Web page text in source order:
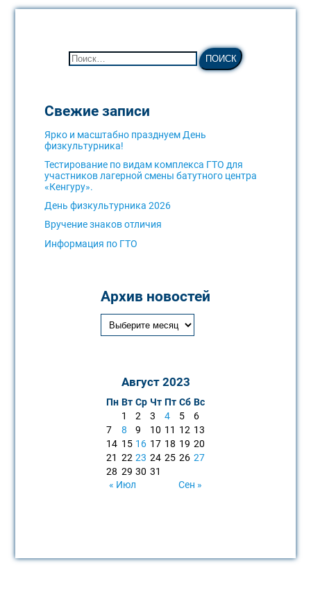
Свежие записи
Ярко и масштабно празднуем День
физкультурника!
Тестирование по видам комплекса ГТО для
участников лагерной смены батутного центра
«Кенгуру».
День физкультурника 2026
Вручение знаков отличия
Информация по ГТО
Архив новостей
Август 2023
Пн Вт Ср Чт Пт Сб Вс
1
2 3 4 5
6
7
8 9 10 11 12 13
14 15 16 17 18 19 20
21 22 23 24 25 26 27
28 29 30 31
« Июл
Сен »